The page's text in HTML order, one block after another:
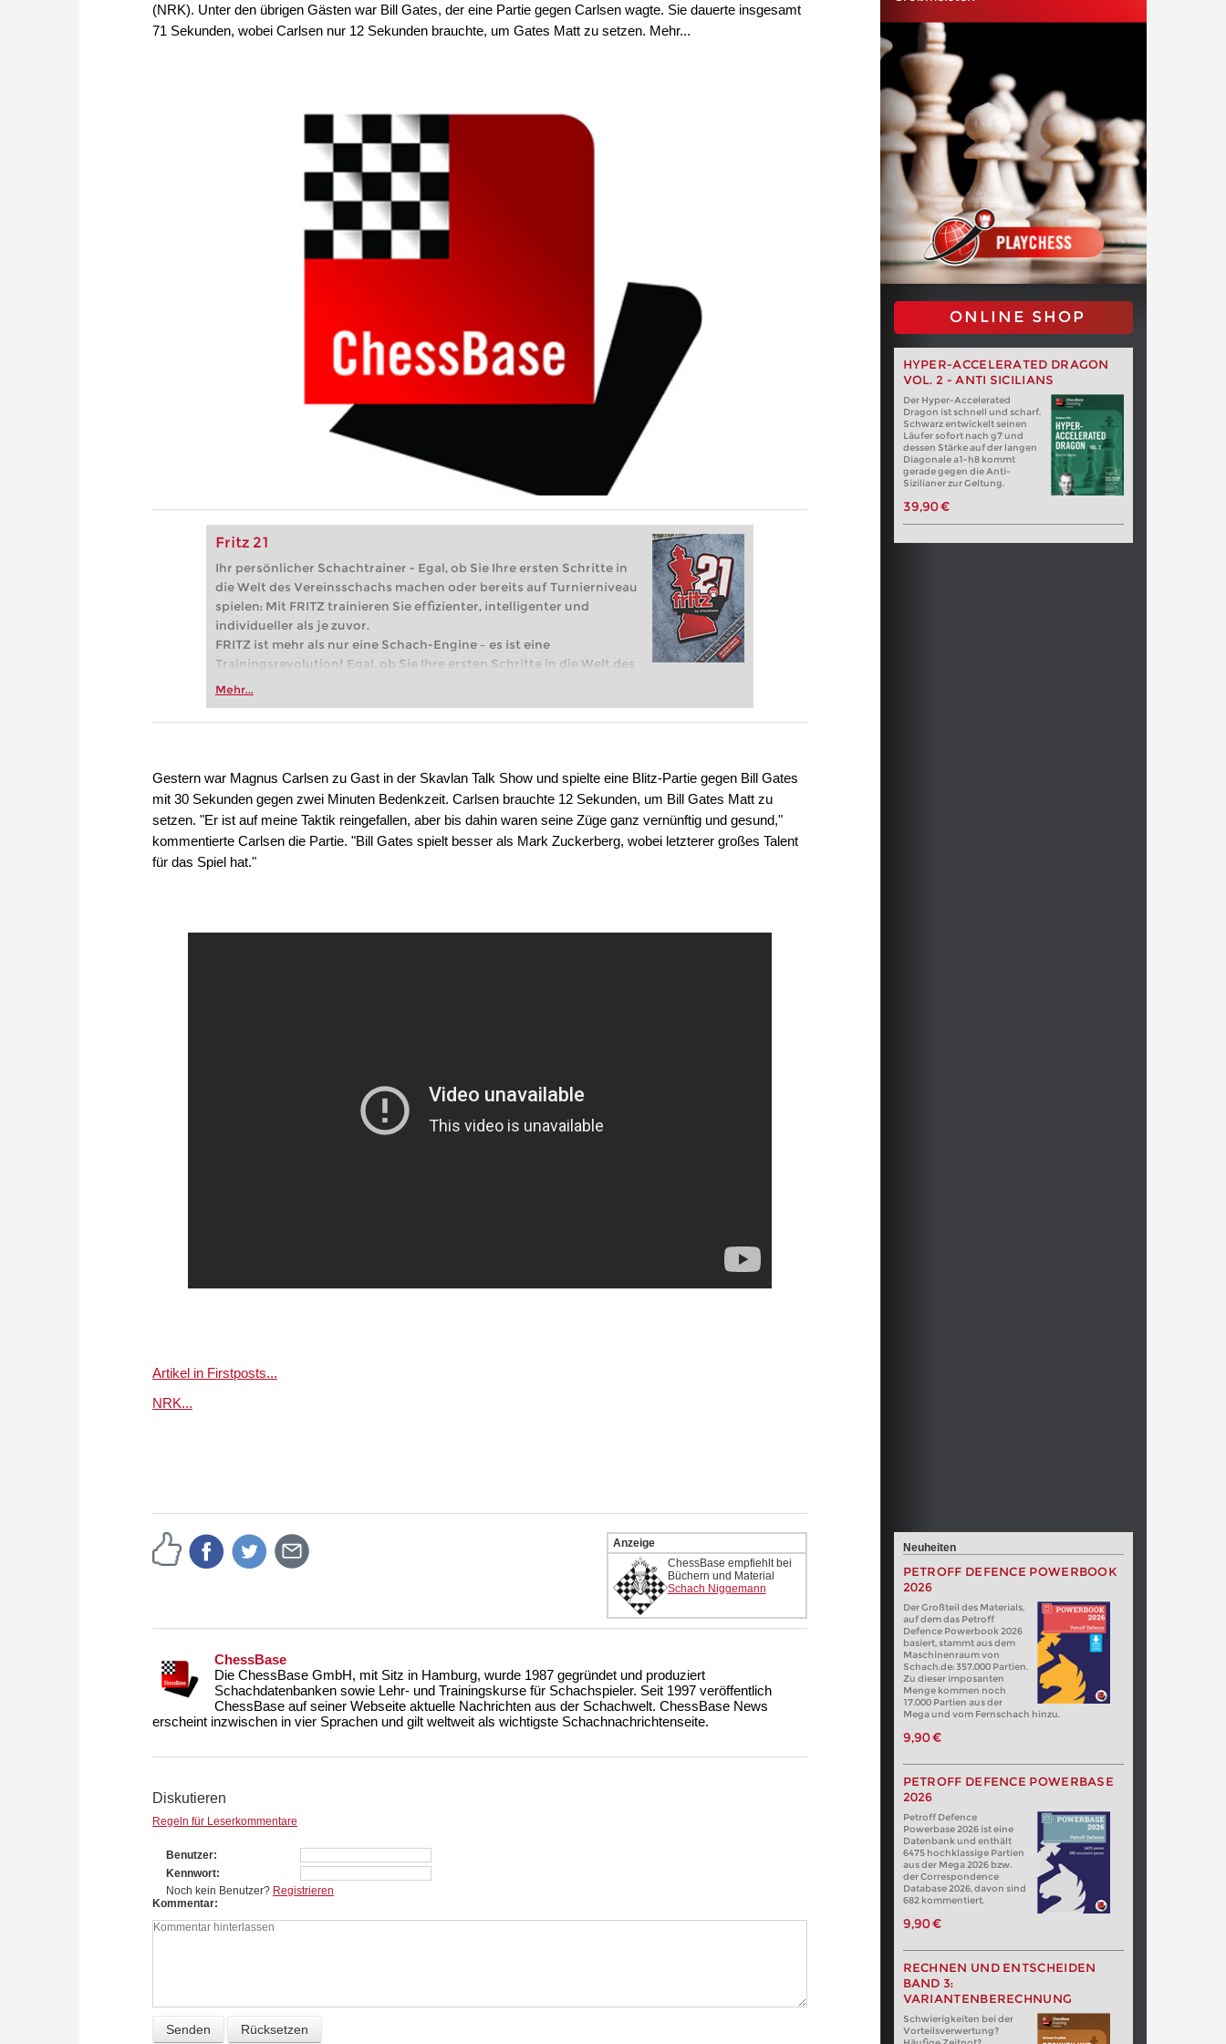
(NRK). Unter den übrigen Gästen war Bill Gates, der eine Partie gegen Carlsen wagte. Sie dauerte insgesamt
71 Sekunden, wobei Carlsen nur 12 Sekunden brauchte, um Gates Matt zu setzen. Mehr...
Fritz 21
Ihr persönlicher Schachtrainer - Egal, ob Sie Ihre ersten Schritte in
die Welt des Vereinsschachs machen oder bereits auf Turnierniveau
spielen: Mit FRITZ trainieren Sie effizienter, intelligenter und
individueller als je zuvor.
FRITZ ist mehr als nur eine Schach-Engine – es ist eine
Trainingsrevolution! Egal, ob Sie Ihre ersten Schritte in die Welt des
Vereinsschachs machen oder bereits auf Turnierniveau spielen: Mit
zuvor.
Mehr...
ONLINE SHOP
HYPER-ACCELERATED DRAGON
VOL. 2 - ANTI SICILIANS
Der Hyper-Accelerated
Dragon ist schnell und scharf.
Schwarz entwickelt seinen
Läufer sofort nach g7 und
dessen Stärke auf der langen
Diagonale a1-h8 kommt
gerade gegen die Anti-
Sizilianer zur Geltung.
39,90 €
Gestern war Magnus Carlsen zu Gast in der Skavlan Talk Show und spielte eine Blitz-Partie gegen Bill Gates
mit 30 Sekunden gegen zwei Minuten Bedenkzeit. Carlsen brauchte 12 Sekunden, um Bill Gates Matt zu
setzen. "Er ist auf meine Taktik reingefallen, aber bis dahin waren seine Züge ganz vernünftig und gesund,"
kommentierte Carlsen die Partie. "Bill Gates spielt besser als Mark Zuckerberg, wobei letzterer großes Talent
für das Spiel hat."
Artikel in Firstposts...
NRK...
Anzeige
ChessBase empfiehlt bei
Büchern und Material
Schach Niggemann
ChessBase
Die ChessBase GmbH, mit Sitz in Hamburg, wurde 1987 gegründet und produziert
Schachdatenbanken sowie Lehr- und Trainingskurse für Schachspieler. Seit 1997 veröffentlich
ChessBase auf seiner Webseite aktuelle Nachrichten aus der Schachwelt. ChessBase News
erscheint inzwischen in vier Sprachen und gilt weltweit als wichtigste Schachnachrichtenseite.
Diskutieren
Regeln für Leserkommentare
Benutzer
Kennwort
Noch kein Benutzer? Registrieren
Kommentar
Neuheiten
PETROFF DEFENCE POWERBOOK
2026
Der Großteil des Materials,
auf dem das Petroff
Defence Powerbook 2026
basiert, stammt aus dem
Maschinenraum von
Schach.de: 357.000 Partien.
Zu dieser imposanten
Menge kommen noch
17.000 Partien aus der
Mega und vom Fernschach hinzu.
9,90 €
PETROFF DEFENCE POWERBASE
2026
Petroff Defence
Powerbase 2026 ist eine
Datenbank und enthält
6475 hochklassige Partien
aus der Mega 2026 bzw.
der Correspondence
Database 2026, davon sind
682 kommentiert.
9,90 €
RECHNEN UND ENTSCHEIDEN
BAND 3:
VARIANTENBERECHNUNG
Schwierigkeiten bei der
Vorteilsverwertung?